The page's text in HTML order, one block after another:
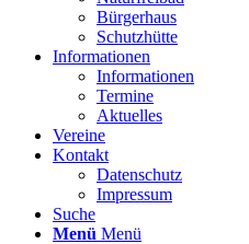
Bürgerhaus
Schutzhütte
Informationen
Informationen
Termine
Aktuelles
Vereine
Kontakt
Datenschutz
Impressum
Suche
Menü Menü